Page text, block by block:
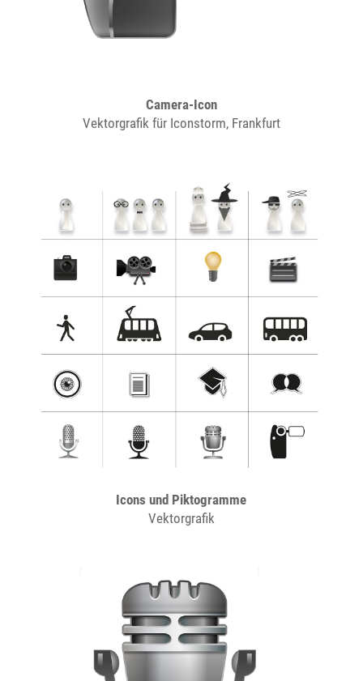
Camera-Icon
Vektorgrafik für Iconstorm, Frankfurt
Icons und Piktogramme
Vektorgrafik